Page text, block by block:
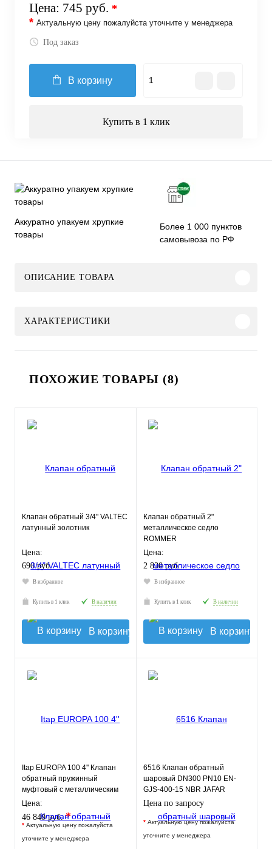
Цена: 745 руб. *
* Актуальную цену пожалуйста уточните у менеджера
Под заказ
В корзину
Купить в 1 клик
Аккуратно упакуем хрупкие
товары
Более 1 000 пунктов
самовывоза по РФ
ОПИСАНИЕ ТОВАРА
ХАРАКТЕРИСТИКИ
ПОХОЖИЕ ТОВАРЫ (8)
Клапан обратный 3/4" VALTEC
латунный золотник
Цена:
690 руб.
В избранное
Купить в 1 клик В наличии
В корзину
Клапан обратный 2"
металлическое седло
ROMMER
Цена:
2 830 руб.
В избранное
Купить в 1 клик В наличии
В корзину
Itap EUROPA 100 4'' Клапан
обратный пружинный
муфтовый с металлическим
седлом
Цена:
46 840 руб.*
* Актуальную цену пожалуйста
уточните у менеджера
6516 Клапан обратный
шаровый DN300 PN10 EN-
GJS-400-15 NBR JAFAR
Цена по запросу
* Актуальную цену пожалуйста
уточните у менеджера